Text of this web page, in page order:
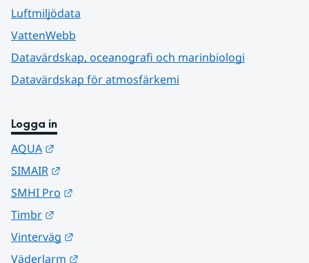
Luftmiljödata
VattenWebb
Datavärdskap, oceanografi och marinbiologi
Datavärdskap för atmosfärkemi
Logga in
AQUA
SIMAIR
SMHI Pro
Timbr
Vinterväg
Väderlarm